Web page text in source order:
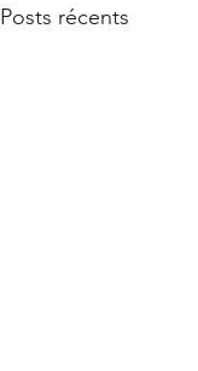
Posts récents